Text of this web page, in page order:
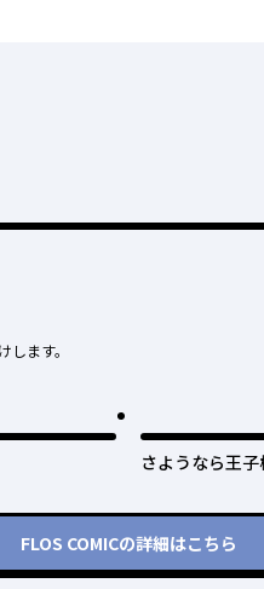
ます。
さようなら王
FLOS COMICの詳細はこちら